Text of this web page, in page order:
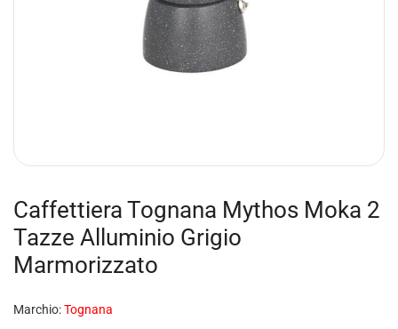
Caffettiera Tognana Mythos Moka 2
Tazze Alluminio Grigio
Marmorizzato
Marchio:Tognana